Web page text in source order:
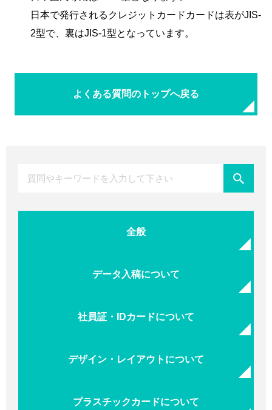
日本で発行されるクレジットカードカードは表がJIS-
2型で、裏はJIS-1型となっています。
よくある質問のトップへ戻る
全般
データ入稿について
社員証・IDカードについて
デザイン・レイアウトについて
プラスチックカードについて